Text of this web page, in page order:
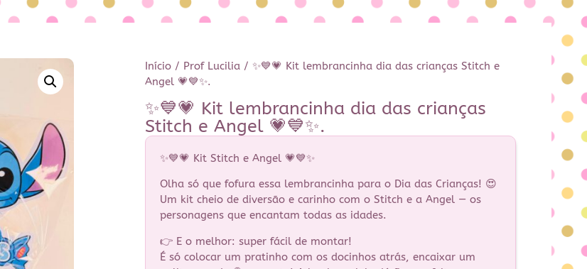
Início / Prof Lucilia / ✨💙💗 Kit lembrancinha dia das crianças Stitch e
Angel 💗💙✨.
✨💙💗 Kit lembrancinha dia das crianças
Stitch e Angel 💗💙✨.
✨💙💗 Kit Stitch e Angel 💗💙✨
Olha só que fofura essa lembrancinha para o Dia das Crianças! 😍
Um kit cheio de diversão e carinho com o Stitch e a Angel — os
personagens que encantam todas as idades.
👉 E o melhor: super fácil de montar!
É só colocar um pratinho com os docinhos atrás, encaixar um